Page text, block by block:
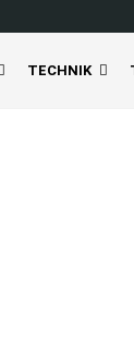
TECHNIK